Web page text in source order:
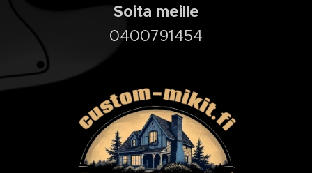
Soita meille
0400791454